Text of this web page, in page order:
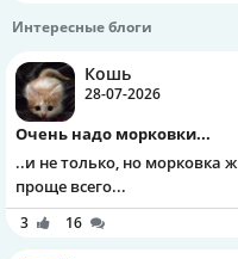
Интересные блоги
Кошь
28-07-2026
Очень надо морковки...
..и не только, но морковка ж
проще всего...
3 16